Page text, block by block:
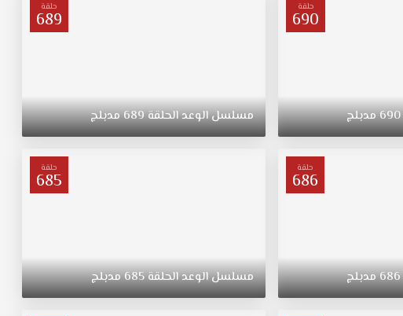
حلقة
690
690مدبلج
حلقة
689
مسلسلالوعدالحلقة689مدبلج
حلقة
686
686مدبلج
حلقة
685
مسلسلالوعدالحلقة685مدبلج